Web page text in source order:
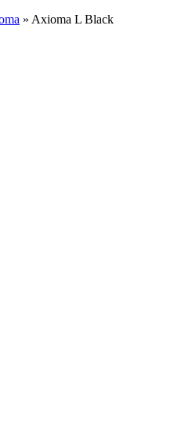
» Axioma L Black